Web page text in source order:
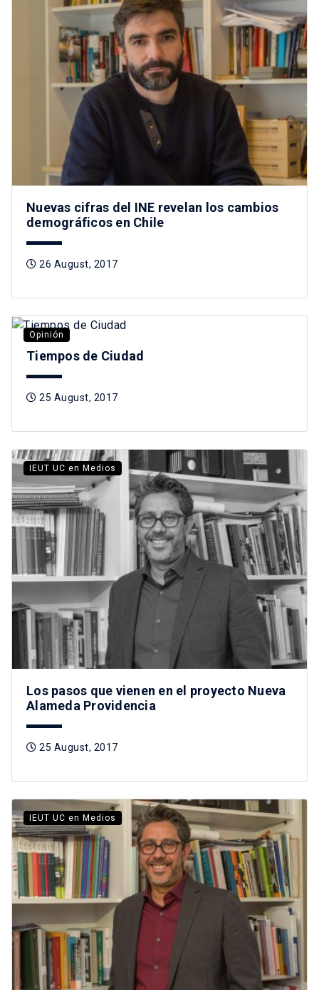
Nuevas cifras del INE revelan los cambios
demográficos en Chile
26 August, 2017
Opinión
Tiempos de Ciudad
25 August, 2017
IEUT UC en Medios
Los pasos que vienen en el proyecto Nueva
Alameda Providencia
25 August, 2017
IEUT UC en Medios